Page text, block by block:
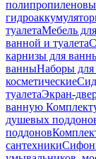
туалетаМебель
ванной и туалета
карнизы для
ванныНаборы для
косметические
туалетаЭкран-
ванную
душевых
поддонов
сантехники